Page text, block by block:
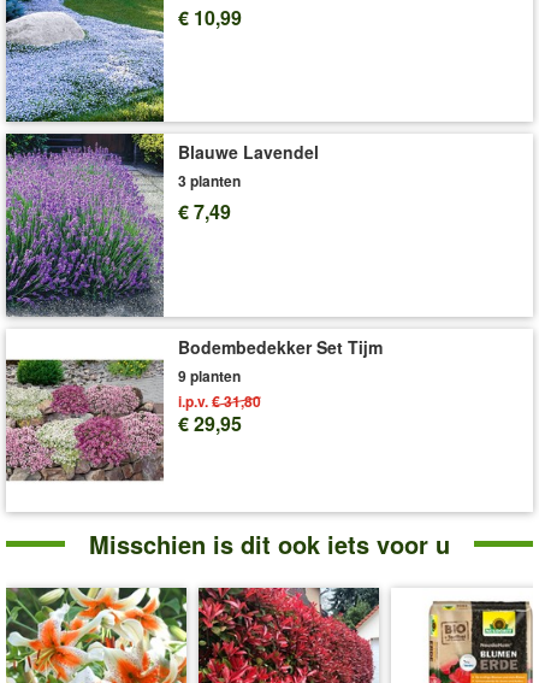
resultaat. (Hemerocallis)
Praktische hulpmiddelen:
DeGARDENA® Bloembollenplanter
graven van plantgaten extra eenvoudig. Met de
(art.nr. 524) kunt u bloembollen eenvoudig planten, na de bloei
opbergen en beschermen tegen muizen en woelmuizen.
Art.nr.:9548
Levering omvat:grootte I
'Daglelie'
Plant- en Verzorgingstips
€ 10,99
Blauwe Lavendel
3 planten
€ 7,49
Bodembedekker Set Tijm
9 planten
i.p.v.€ 31,80
€ 29,95
Misschien is dit ook iets voor u